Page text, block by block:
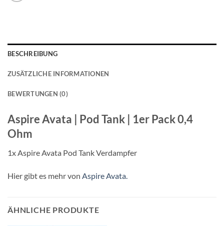
BESCHREIBUNG
ZUSÄTZLICHE INFORMATIONEN
BEWERTUNGEN (0)
Aspire Avata | Pod Tank | 1er Pack 0,4
Ohm
1x Aspire Avata Pod Tank Verdampfer
Hier gibt es mehr von Aspire Avata.
ÄHNLICHE PRODUKTE